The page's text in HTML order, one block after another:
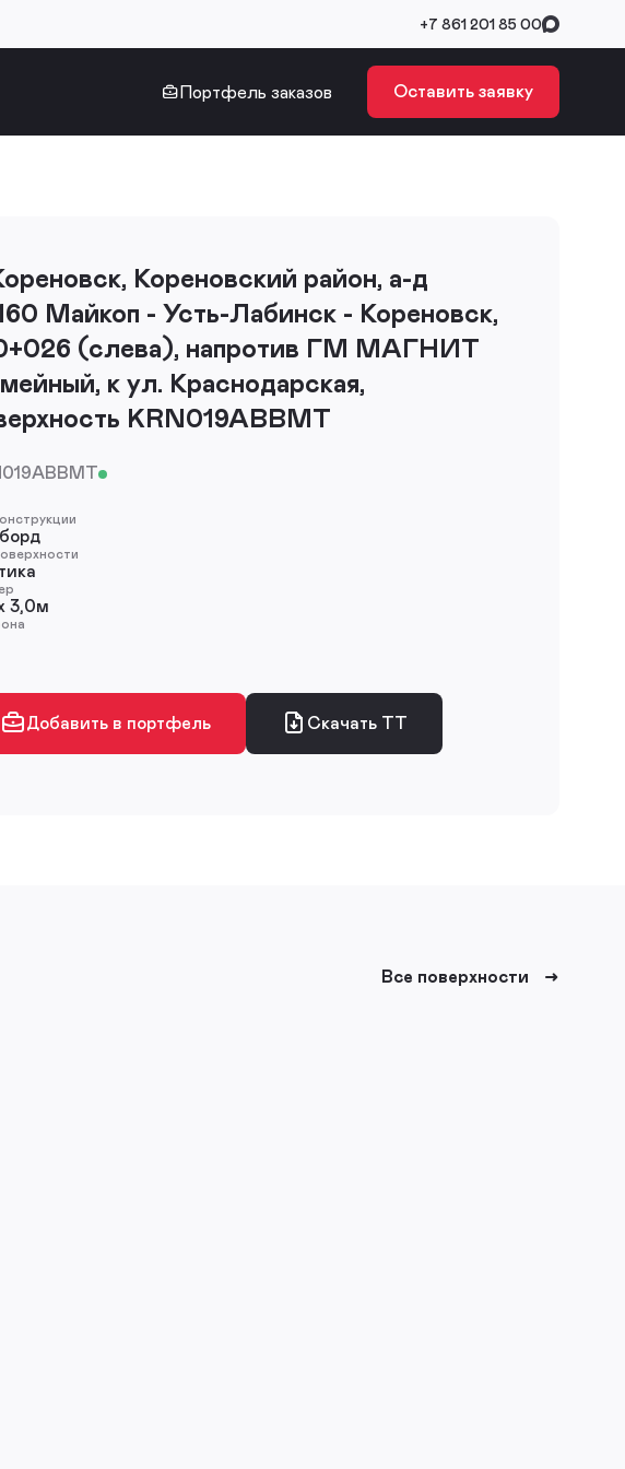
+7 861 201 85 00
Портфель заказов Оставить заявку
Кореновский район, а-д
Майкоп - Усть-Лабинск - Кореновск,
(слева), напротив ГМ МАГНИТ
к ул. Краснодарская,
KRN019ABBMT
3,0м
Добавить в портфель Скачать ТТ
Все поверхности